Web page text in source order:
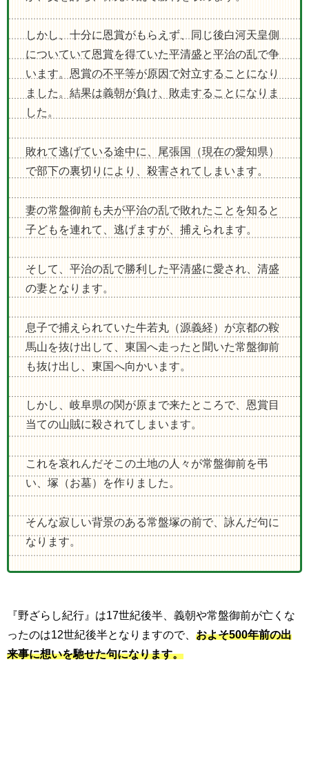
しかし、十分に恩賞がもらえず、同じ後白河天皇側
についていて恩賞を得ていた平清盛と平治の乱で争
います。恩賞の不平等が原因で対立することになり
ました。結果は義朝が負け、敗走することになりま
した。
敗れて逃げている途中に、尾張国（現在の愛知県）
で部下の裏切りにより、殺害されてしまいます。
妻の常盤御前も夫が平治の乱で敗れたことを知ると
子どもを連れて、逃げますが、捕えられます。
そして、平治の乱で勝利した平清盛に愛され、清盛
の妻となります。
息子で捕えられていた牛若丸（源義経）が京都の鞍
馬山を抜け出して、東国へ走ったと聞いた常盤御前
も抜け出し、東国へ向かいます。
しかし、岐阜県の関が原まで来たところで、恩賞目
当ての山賊に殺されてしまいます。
これを哀れんだそこの土地の人々が常盤御前を弔
い、塚（お墓）を作りました。
そんな寂しい背景のある常盤塚の前で、詠んだ句に
なります。
『野ざらし紀行』は17世紀後半、義朝や常盤御前が亡くな
ったのは12世紀後半となりますので、 およそ500年前の出
来事に想いを馳せた句になります。